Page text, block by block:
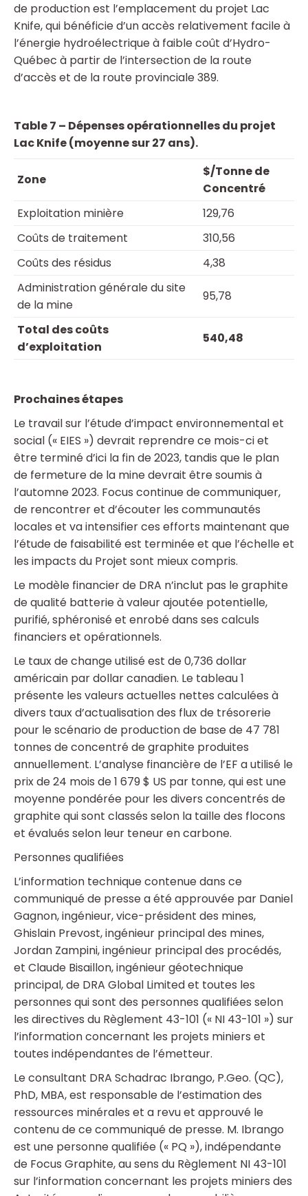
de production est l’emplacement du projet Lac
Knife, qui bénéficie d’un accès relativement facile à
l’énergie hydroélectrique à faible coût d’Hydro-
Québec à partir de l’intersection de la route
d’accès et de la route provinciale 389.
Table 7 – Dépenses opérationnelles du projet
Lac Knife (moyenne sur 27 ans).
Zone
$/Tonne de
Concentré
Exploitation minière
129,76
Coûts de traitement
310,56
Coûts des résidus
4,38
Administration générale du site
de la mine
95,78
Total des coûts
d’exploitation
540,48
Prochaines étapes
Le travail sur l’étude d’impact environnemental et
social (« EIES ») devrait reprendre ce mois-ci et
être terminé d’ici la fin de 2023, tandis que le plan
de fermeture de la mine devrait être soumis à
l’automne 2023. Focus continue de communiquer,
de rencontrer et d’écouter les communautés
locales et va intensifier ces efforts maintenant que
l’étude de faisabilité est terminée et que l’échelle et
les impacts du Projet sont mieux compris.
Le modèle financier de DRA n’inclut pas le graphite
de qualité batterie à valeur ajoutée potentielle,
purifié, sphéronisé et enrobé dans ses calculs
financiers et opérationnels.
Le taux de change utilisé est de 0,736 dollar
américain par dollar canadien. Le tableau 1
présente les valeurs actuelles nettes calculées à
divers taux d’actualisation des flux de trésorerie
pour le scénario de production de base de 47 781
tonnes de concentré de graphite produites
annuellement. L’analyse financière de l’EF a utilisé le
prix de 24 mois de 1 679 $ US par tonne, qui est une
moyenne pondérée pour les divers concentrés de
graphite qui sont classés selon la taille des flocons
et évalués selon leur teneur en carbone.
Personnes qualifiées
L’information technique contenue dans ce
communiqué de presse a été approuvée par Daniel
Gagnon, ingénieur, vice-président des mines,
Ghislain Prevost, ingénieur principal des mines,
Jordan Zampini, ingénieur principal des procédés,
et Claude Bisaillon, ingénieur géotechnique
principal, de DRA Global Limited et toutes les
personnes qui sont des personnes qualifiées selon
les directives du Règlement 43-101 (« NI 43-101 ») sur
l’information concernant les projets miniers et
toutes indépendantes de l’émetteur.
Le consultant DRA Schadrac Ibrango, P.Geo. (QC),
PhD, MBA, est responsable de l’estimation des
ressources minérales et a revu et approuvé le
contenu de ce communiqué de presse. M. Ibrango
est une personne qualifiée (« PQ »), indépendante
de Focus Graphite, au sens du Règlement NI 43-101
sur l’information concernant les projets miniers des